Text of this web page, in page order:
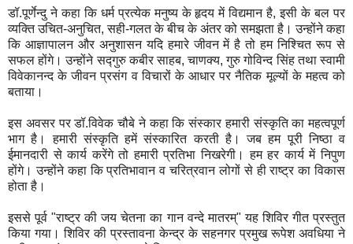
डॉ.पूर्णेन्दु ने कहा कि धर्म प्रत्येक मनुष्य के हृदय में विद्यमान है, इसी के बल पर
व्यक्ति उचित-अनुचित, सही-गलत के बीच के अंतर को समझता है। उन्होंने कहा
कि आज्ञापालन और अनुशासन यदि हमारे जीवन में है तो हम निश्चित रूप से
सफल होंगे। उन्होंने सद्गुरु कबीर साहब, चाणक्य, गुरु गोविन्द सिंह तथा स्वामी
विवेकानन्द के जीवन प्रसंग व विचारों के आधार पर नैतिक मूल्यों के महत्व को
बताया।
इस अवसर पर डॉ.विवेक चौबे ने कहा कि संस्कार हमारी संस्कृति का महत्वपूर्ण
भाग है। हमारी संस्कृति हमें संस्कारित करती है। जब हम पूरी निष्ठा व
ईमानदारी से कार्य करेंगे तो हमारी प्रतिभा निखरेगी। हम हर कार्य में निपुण
होंगे। उन्होंने कहा कि प्रतिभावान व चरित्रवान लोगों से ही राष्ट्र का विकास
होता है।
इससे पूर्व "राष्ट्र की जय चेतना का गान वन्दे मातरम्" यह शिविर गीत प्रस्तुत
किया गया। शिविर की प्रस्तावना केन्द्र के सहनगर प्रमुख रूपेश अवधिया ने